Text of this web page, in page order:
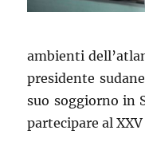
ambienti
presidente
suo soggiorno in
partecipare al